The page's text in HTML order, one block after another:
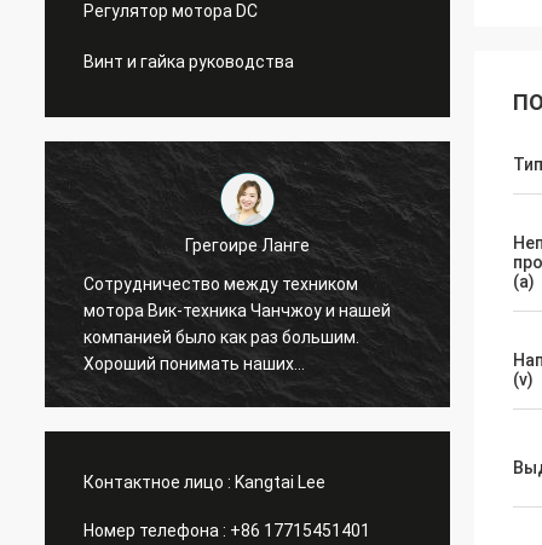
Регулятор мотора DC
Винт и гайка руководства
Грегоире Ланге
Сотрудничество между техником
мотора Вик-техника Чанчжоу и нашей
компанией было как раз большим.
Хороший понимать наших
потребностей, больший завещать
Контактное лицо : Kangtai Lee
Номер телефона : +86 17715451401
Тип
(a)
(v)